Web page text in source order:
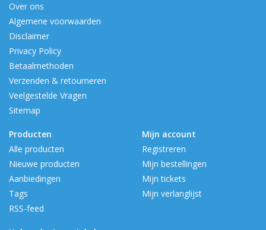
Over ons
Algemene voorwaarden
Disclaimer
Privacy Policy
Betaalmethoden
Verzenden & retourneren
Veelgestelde Vragen
Sitemap
Producten
Alle producten
Nieuwe producten
Aanbiedingen
Tags
RSS-feed
Mijn account
Registreren
Mijn bestellingen
Mijn tickets
Mijn verlanglijst